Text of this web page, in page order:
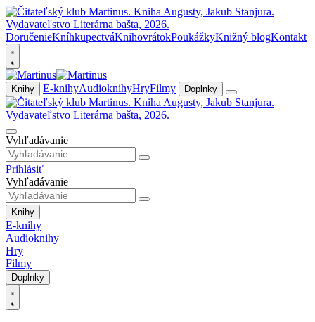
DoručenieKníhkupectváKnihovrátokPoukážkyKnižný blogKontakt
Knihy E-knihyAudioknihyHryFilmy Doplnky
Vyhľadávanie
Prihlásiť
Vyhľadávanie
Knihy
E-knihy
Audioknihy
Hry
Filmy
Doplnky